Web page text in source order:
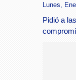
Lunes,
Pidió a